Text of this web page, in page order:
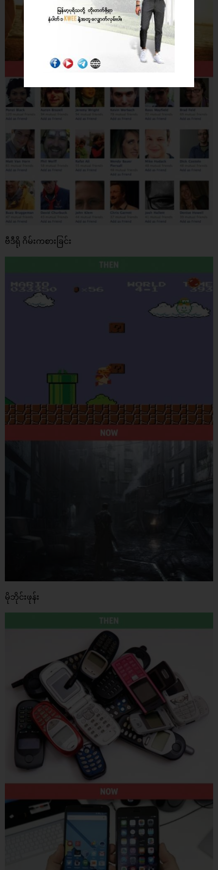
ဗီဒီရို ဂိမ်းကစားခြင်း
မိုဘိုင်းဖုန်း